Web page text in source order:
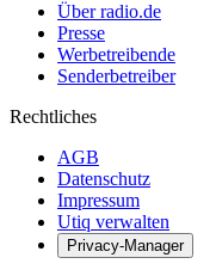
Über radio.de
Presse
Werbetreibende
Senderbetreiber
Rechtliches
AGB
Datenschutz
Impressum
Utiq verwalten
Privacy-Manager